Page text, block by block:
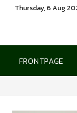
Thursday, 6 Aug
FRONTPAGE